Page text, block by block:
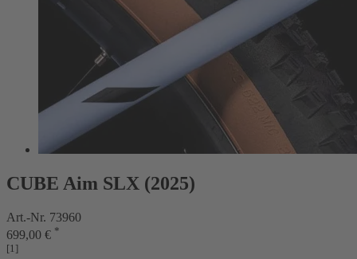
CUBE Aim SLX (2025)
Art.-Nr. 73960
699,00 € *
[1]